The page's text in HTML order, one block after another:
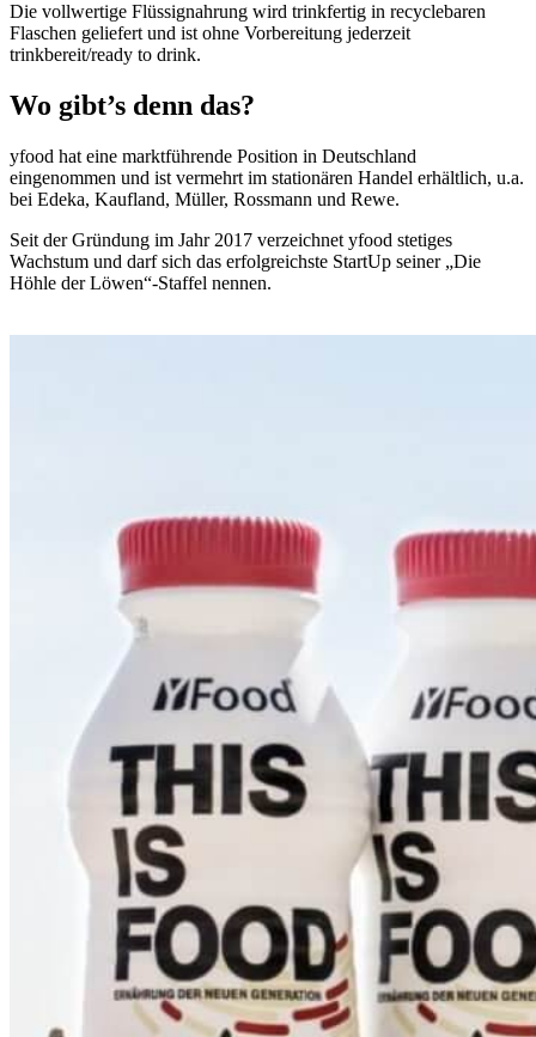
Die vollwertige Flüssignahrung wird trinkfertig in recyclebaren
Flaschen geliefert und ist ohne Vorbereitung jederzeit
trinkbereit/ready to drink.
Wo gibt’s denn das?
yfood hat eine marktführende Position in Deutschland
eingenommen und ist vermehrt im stationären Handel erhältlich, u.a.
bei Edeka, Kaufland, Müller, Rossmann und Rewe.
Seit der Gründung im Jahr 2017 verzeichnet yfood stetiges
Wachstum und darf sich das erfolgreichste StartUp seiner „Die
Höhle der Löwen“-Staffel nennen.